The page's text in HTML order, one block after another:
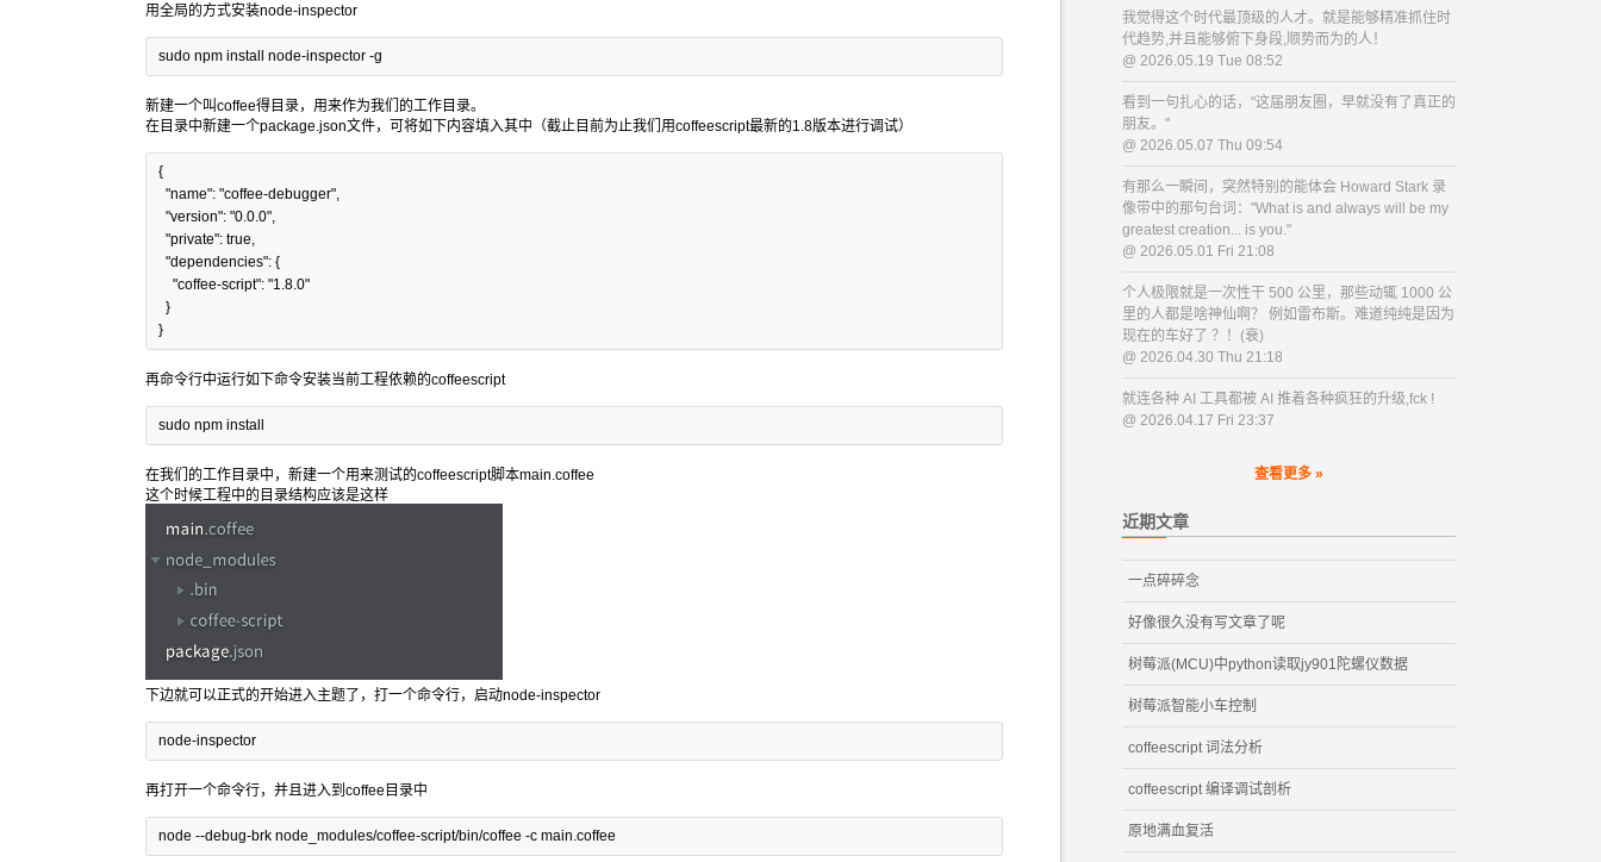
用全局的方式安装node-inspector
sudo npm install node-inspector -g
新建一个叫coffee得目录，用来作为我们的工作目录。
在目录中新建一个package.json文件，可将如下内容填入其中（截止目前为止我们用coffeescript最新的1.8版本进行调试）
{
"name": "coffee-debugger"
"version": "0.0.0"
"private": true
"dependencies": {
"coffee-script": "1.8.0"
  }
}
再命令行中运行如下命令安装当前工程依赖的coffeescript
sudo npm install
在我们的工作目录中，新建一个用来测试的coffeescript脚本main.coffee
这个时候工程中的目录结构应该是这样
下边就可以正式的开始进入主题了，打一个命令行，启动node-inspector
node-inspector
再打开一个命令行，并且进入到coffee目录中
node --debug-brk node_modules/coffee-script/bin/coffee -c main.coffee
我觉得这个时代最顶级的人才。就是能够精准抓住时
代趋势,并且能够俯下身段,顺势而为的人！
@ 2026.05.19 Tue 08:52
看到一句扎心的话，"这届朋友圈，早就没有了真正的
朋友。"
@ 2026.05.07 Thu 09:54
有那么一瞬间，突然特别的能体会 Howard Stark 录
像带中的那句台词："What is and always will be my
greatest creation... is you."
@ 2026.05.01 Fri 21:08
个人极限就是一次性干 500 公里，那些动辄 1000 公
里的人都是啥神仙啊？ 例如雷布斯。难道纯纯是因为
现在的车好了 ？！(衰)
@ 2026.04.30 Thu 21:18
就连各种 AI 工具都被 AI 推着各种疯狂的升级,fck !
@ 2026.04.17 Fri 23:37
查看更多 »
近期文章
一点碎碎念
好像很久没有写文章了呢
树莓派(MCU)中python读取jy901陀螺仪数据
树莓派智能小车控制
coffeescript 词法分析
coffeescript 编译调试剖析
原地满血复活